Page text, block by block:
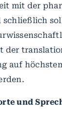
mit der
der
auf
und